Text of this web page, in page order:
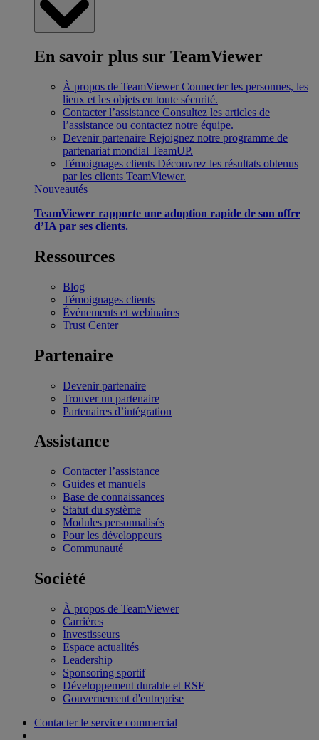
En savoir plus sur TeamViewer
À propos de TeamViewer Connecter les personnes, les
lieux et les objets en toute sécurité.
Contacter l’assistance Consultez les articles de
l’assistance ou contactez notre équipe.
Devenir partenaire Rejoignez notre programme de
partenariat mondial TeamUP.
Témoignages clients Découvrez les résultats obtenus
par les clients TeamViewer.
Nouveautés
TeamViewer rapporte une adoption rapide de son offre
d’IA par ses clients.
Ressources
Blog
Témoignages clients
Événements et webinaires
Trust Center
Partenaire
Devenir partenaire
Trouver un partenaire
Partenaires d’intégration
Assistance
Contacter l’assistance
Guides et manuels
Base de connaissances
Statut du système
Modules personnalisés
Pour les développeurs
Communauté
Société
À propos de TeamViewer
Carrières
Investisseurs
Espace actualités
Leadership
Sponsoring sportif
Développement durable et RSE
Gouvernement d'entreprise
Contacter le service commercial